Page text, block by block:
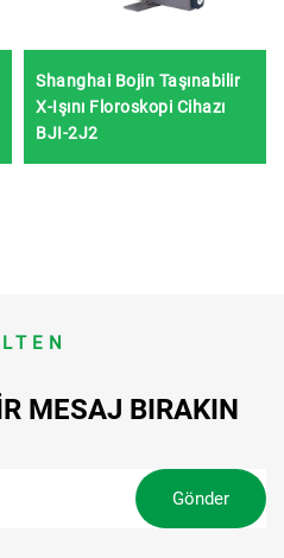
Shanghai Bojin Taşınabilir
X-Işını Floroskopi Cihazı
BJI-2J2
MESAJ BIRAKIN